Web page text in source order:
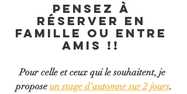
Pensez à
réserver en
famille ou entre
amis !!
Pour celle et ceux qui le souhaitent, je
propose un stage d'automne sur 2 jours.